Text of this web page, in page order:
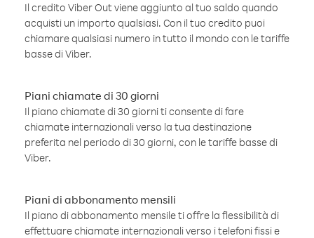
Il credito Viber Out viene aggiunto al tuo saldo quando
acquisti un importo qualsiasi. Con il tuo credito puoi
chiamare qualsiasi numero in tutto il mondo con le tariffe
basse di Viber.
Piani chiamate di 30 giorni
Il piano chiamate di 30 giorni ti consente di fare
chiamate internazionali verso la tua destinazione
preferita nel periodo di 30 giorni, con le tariffe basse di
Viber.
Piani di abbonamento mensili
Il piano di abbonamento mensile ti offre la flessibilità di
effettuare chiamate internazionali verso i telefoni fissi e